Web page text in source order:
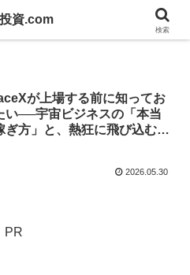
が上場する前に知ってお
い──宇宙ビジネスの「本当
ぎ方」と、熱狂に飛び込む前
2026.05.30
PR
資.com
検索